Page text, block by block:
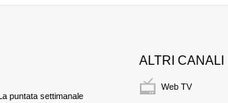
puntata settimanale
ALTRI CANALI
Web TV